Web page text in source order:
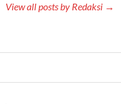
View all posts by Redaksi →